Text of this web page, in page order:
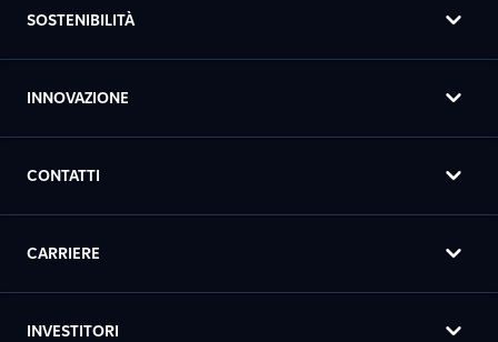
SOSTENIBILITÀ
INNOVAZIONE
CONTATTI
CARRIERE
INVESTITORI